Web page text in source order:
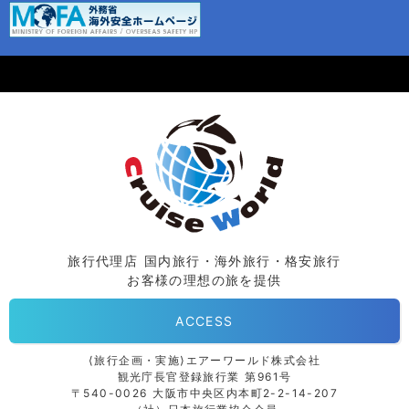
旅行代理店 国内旅行・海外旅行・格安旅行
お客様の理想の旅を提供
ACCESS
⟨旅行企画・実施⟩エアーワールド株式会社
観光庁長官登録旅行業 第961号
〒540-0026 大阪市中央区内本町2-2-14-207